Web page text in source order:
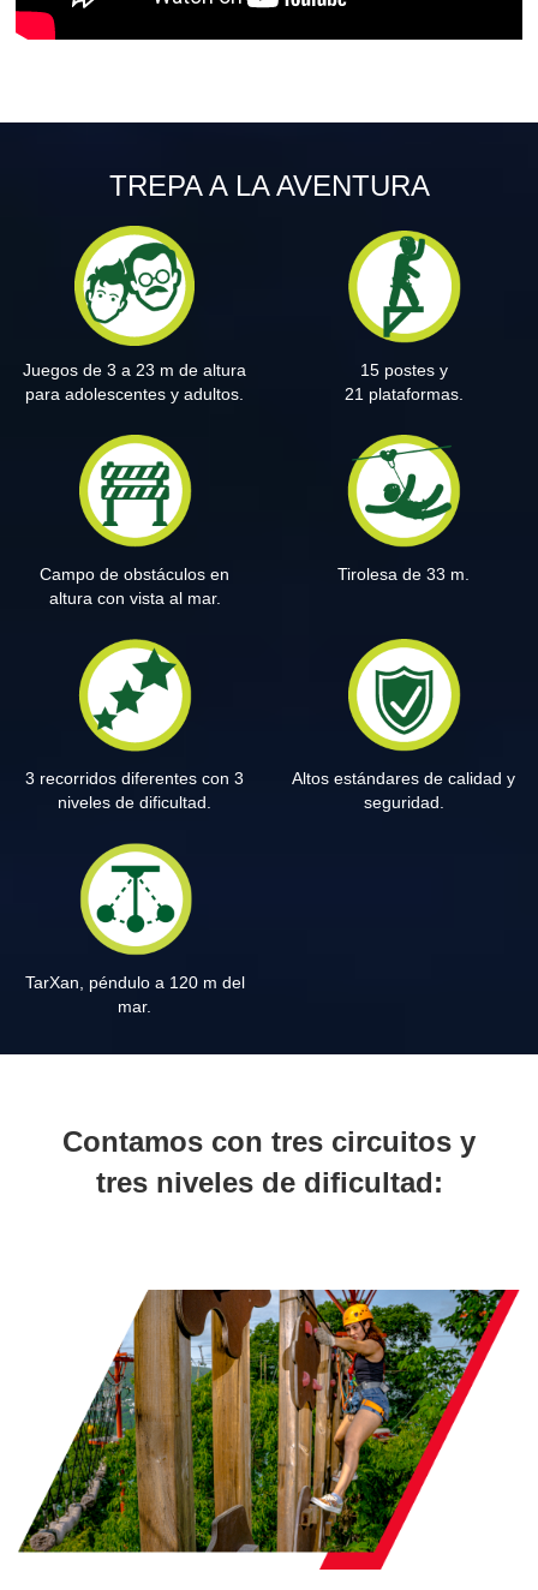
TREPA A LA AVENTURA
Juegos de 3 a 23 m de altura
para adolescentes y adultos.
15 postes y
21 plataformas.
Campo de obstáculos en
altura con vista al mar.
Tirolesa de 33 m.
3 recorridos diferentes con 3
niveles de dificultad.
Altos estándares de calidad y
seguridad.
TarXan, péndulo a 120 m del
mar.
Contamos con tres circuitos y
tres niveles de dificultad: